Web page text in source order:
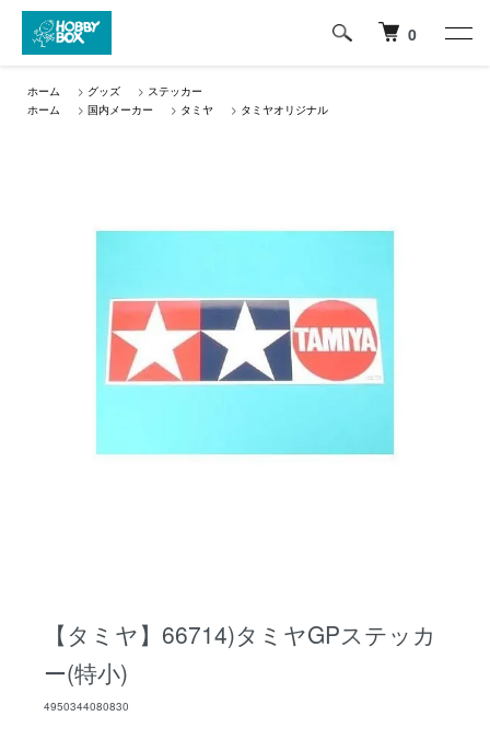
0
ホーム > グッズ > ステッカー
ホーム
> 国内メーカー > タミヤ > タミヤオリジナル
【タミヤ】66714)タミヤGPステッカ
ー(特小)
4950344080830